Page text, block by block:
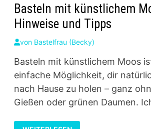
Basteln mit künstlichem
Hinweise und Tipps
von Bastelfrau (Becky)
Basteln mit künstlichem Moos
einfache Möglichkeit, dir
nach Hause zu holen – ganz
Gießen oder grünen Daumen.
BASTELN